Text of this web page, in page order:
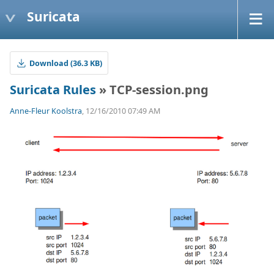
Suricata
Download (36.3 KB)
Suricata Rules » TCP-session.png
Anne-Fleur Koolstra, 12/16/2010 07:49 AM